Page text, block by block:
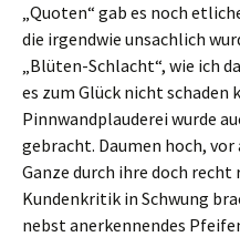
„Quoten“ gab es noch
die irgendwie unsachlich
„Blüten-Schlacht“, wie ich
es zum Glück nicht schaden
Pinnwandplauderei wurde
gebracht. Daumen hoch, vor
Ganze durch ihre doch
Kundenkritik in Schwung
nebst anerkennendes